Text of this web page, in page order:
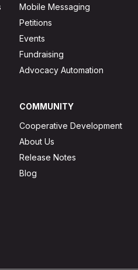
Mobile Messaging
Petitions
Events
Fundraising
Advocacy Automation
COMMUNITY
Cooperative Development
About Us
Release Notes
Blog